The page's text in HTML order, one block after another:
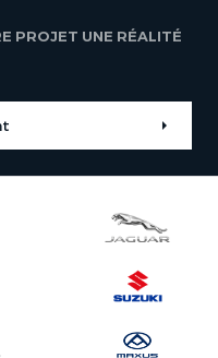
PROJET UNE RÉALITÉ